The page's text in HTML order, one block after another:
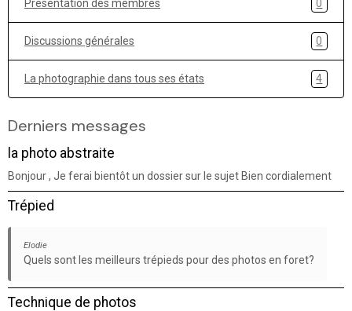
Présentation des membres 0
Discussions générales 0
La photographie dans tous ses états 4
Derniers messages
la photo abstraite
Bonjour , Je ferai bientôt un dossier sur le sujet Bien cordialement
Trépied
Elodie
Quels sont les meilleurs trépieds pour des photos en foret?
Technique de photos